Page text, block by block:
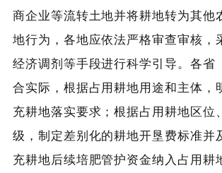
商企业等流转土地并将耕地转为其他
地行为，各地应依法严格审查审核，
经济调剂等手段进行科学引导。各省
合实际，根据占用耕地用途和主体，
充耕地落实要求；根据占用耕地区位
级，制定差别化的耕地开垦费标准并
充耕地后续培肥管护资金纳入占用耕